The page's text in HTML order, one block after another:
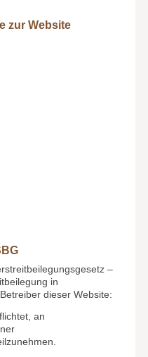
zur Website
–
in
dieser Website:
an